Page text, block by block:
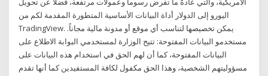
اليورو إلى الدولار أداة البيانات الأساسية المتطورة المقدمة لكم من
TradingView. يمكن تخصيصها لتناسب أي موقع أو مدونة مالية مجاناً.
مستخدمو البيانات المفتوحة: تتيح الوزارة لمستخدمي البوابة الاطلاع على
البيانات المفتوحة، كما أن لهم الحق في استخدام هذه البيانات على
مسؤوليتهم الشخصية، وهذا الحق مكفول لكافة المستفيدين كما أنها تقدم